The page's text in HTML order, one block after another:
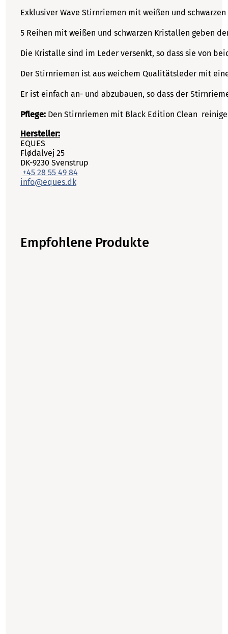
Exklusiver Wave Stirnriemen mit weißen und
5 Reihen mit weißen und schwarzen Kristallen geben
Die Kristalle sind im Leder versenkt, so dass sie von
Der Stirnriemen ist aus weichem Qualitätsleder mit
Er ist einfach an- und abzubauen, so dass der
Pflege: Den Stirnriemen mit Black Edition Clean
Hersteller:
EQUES
Flødalvej 25
DK-9230 Svenstrup
+45 28 55 49 84
info@eques.dk
Empfohlene Produkte